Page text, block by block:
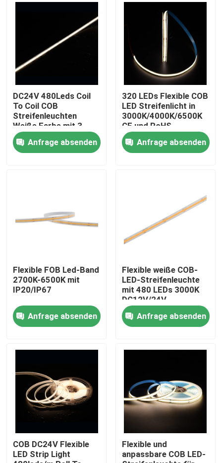
Produkte
LED Streifen - RGB
LED Streifen - CCT
DC24V 480Leds Coil
To Coil COB
Streifenleuchten
Weiße Farbe mit 3-
Jahres-Garantie CRI
90+ CE/ROHS
aufgeführt
Anfrage absenden
320 LEDs Flexible COB
LED Streifenlicht in
3000K/4000K/6500K
CE und RoHS
zertifiziert 24V/12V
Anfrage absenden
Flexible FOB Led-Band
2700K-6500K mit
IP20/IP67
Anfrage absenden
Flexible weiße COB-
LED-Streifenleuchte
mit 480 LEDs 3000K
DC12V/24V
Anfrage absenden
COB DC24V Flexible
LED Strip Light
Flexible und
anpassbare COB LED-